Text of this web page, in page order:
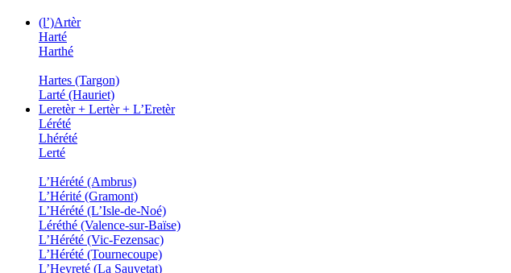
(l’)Artèr
Harté
Harthé
Hartes (Targon)
Larté (Hauriet)
Leretèr + Lertèr + L’Eretèr
Lérété
Lhérété
Lerté
L’Hérété (Ambrus)
L’Hérité (Gramont)
L’Hérété (L’Isle-de-Noé)
Léréthé (Valence-sur-Baïse)
L’Hérété (Vic-Fezensac)
L’Hérété (Tournecoupe)
L’Heyreté (La Sauvetat)